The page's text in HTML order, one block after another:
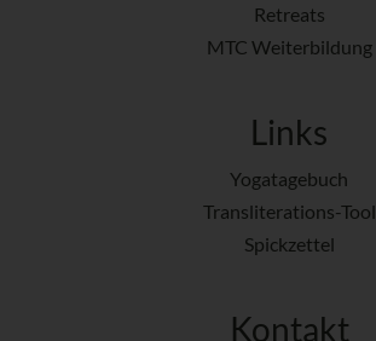
Retreats
MTC Weiterbildung
Links
Yogatagebuch
Transliterations-Tool
Spickzettel
Kontakt